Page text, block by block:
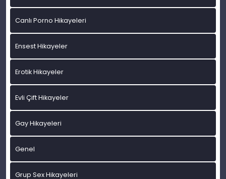
Canlı Porno Hikayeleri
Ensest Hikayeler
Erotik Hikayeler
Evli Çift Hikayeler
Gay Hikayeleri
Genel
Grup Sex Hikayeleri